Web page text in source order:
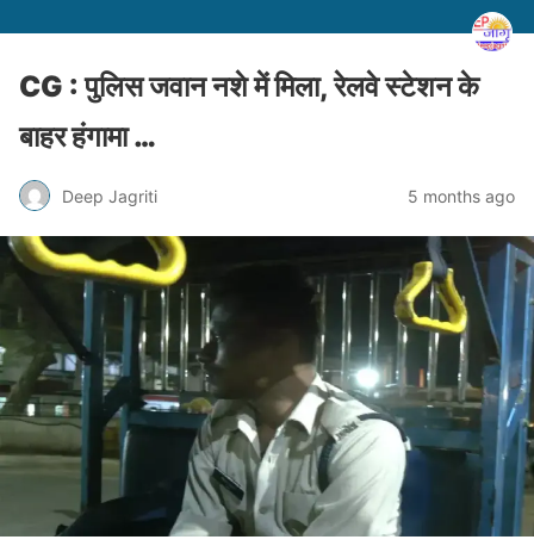
CG : पुलिस जवान नशे में मिला, रेलवे स्टेशन के
बाहर हंगामा …
Deep Jagriti 5 months ago